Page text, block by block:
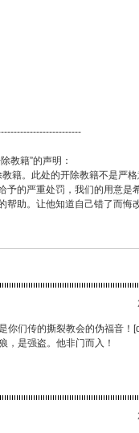
教籍”的声明：
籍。此处的开除教籍不是严
予的严重处罚，我们的用意是
帮助。让他知道自己错了而悔
你们传的撕裂教会的伪福音
，是强盗。他非门而入！